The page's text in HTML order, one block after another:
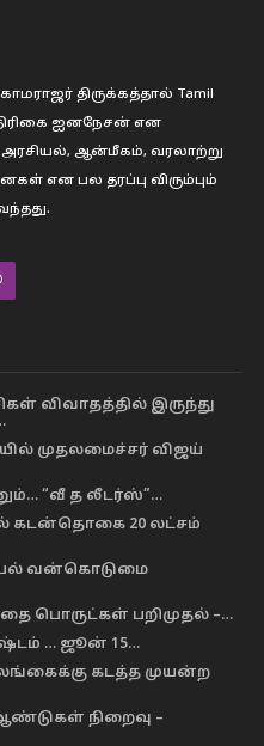
காமராஜர் திருக்கத்தால் Tamil
ஐனநேசன் என
அரசியல், ஆன்மீகம், வரலாற்று
என பல தரப்பு விரும்பும்
விவாதத்தில் இருந்து
முதலமைச்சர் விஜய்
“வீ த லீடர்ஸ்”…
கடன்தொகை 20 லட்சம்
வன்கொடுமை
பொருட்கள் பறிமுதல் –…
… ஜூன் 15…
கடத்த முயன்ற
நிறைவு –